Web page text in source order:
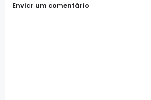
Enviar um comentário